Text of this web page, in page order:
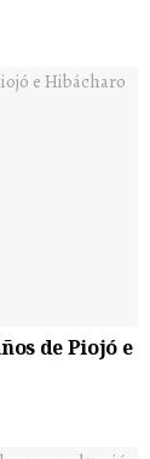
de Piojó e